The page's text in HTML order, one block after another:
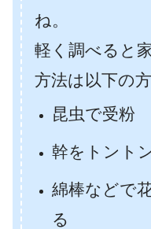
ね。
軽く調べると
方法は以下の
昆虫で受粉
幹をトント
綿棒などで
る